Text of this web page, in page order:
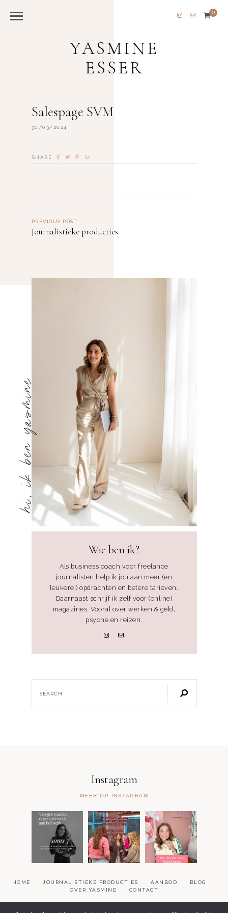
0
YASMINE
ESSER
Salespage SVM
30/03/2024
SHARE
PREVIOUS POST
Journalistieke producties
hi, ik ben yasmine
Wie ben ik?
Als business coach voor freelance
journalisten help ik jou aan meer (en
leukere!) opdrachten en betere tarieven.
Daarnaast schrijf ik zelf voor (online)
magazines. Vooral over werken & geld,
psyche en reizen.
Instagram
MEER OP INSTAGRAM
HOME JOURNALISTIEKE PRODUCTIES AANBOD
BLOG
OVER YASMINE
CONTACT